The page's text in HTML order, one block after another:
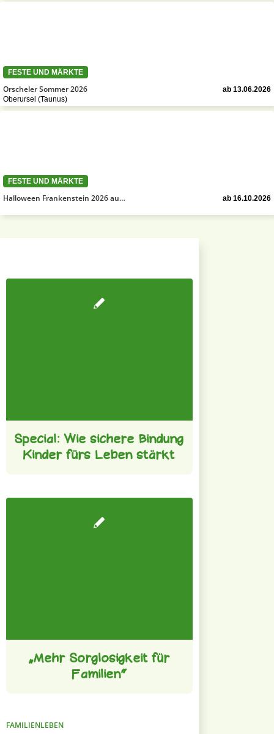
FESTE UND MÄRKTE
Orscheler Sommer 2026
ab 13.06.2026
Oberursel (Taunus)
FESTE UND MÄRKTE
Halloween Frankenstein 2026 au… ab 16.10.2026
Special: Wie sichere Bindung
Kinder fürs Leben stärkt
„Mehr Sorglosigkeit für
Familien“
FAMILIENLEBEN